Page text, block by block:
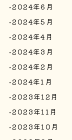
2024年6月
2024年5月
2024年4月
2024年3月
2024年2月
2024年1月
2023年12月
2023年11月
2023年10月